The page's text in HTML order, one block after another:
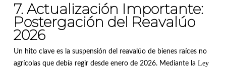
7. Actualización Importante:
Postergación del Reavalúo
2026
Un hito clave es la suspensión del reavalúo de bienes raíces no
agrícolas que debía regir desde enero de 2026. Mediante la Ley